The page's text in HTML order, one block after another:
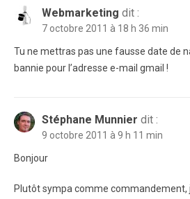
Webmarketing dit :
7 octobre 2011 à 18 h 36 min
Tu ne mettras pas une fausse date de
bannie pour l’adresse e-mail gmail !
Stéphane Munnier dit :
9 octobre 2011 à 9 h 11 min
Bonjour
Plutôt sympa comme commandement,